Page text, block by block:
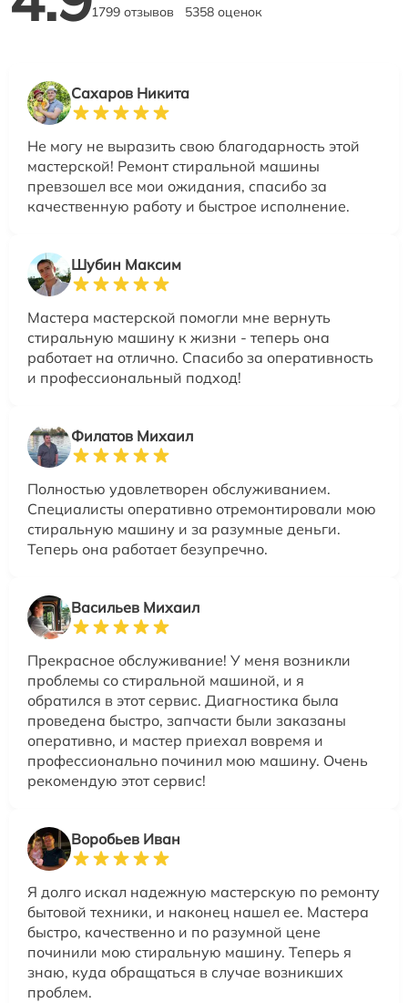
1799 отзывов 5358 оценок
Сахаров Никита
Не могу не выразить свою благодарность этой
мастерской! Ремонт стиральной машины
превзошел все мои ожидания, спасибо за
качественную работу и быстрое исполнение.
Шубин Максим
Мастера мастерской помогли мне вернуть
стиральную машину к жизни - теперь она
работает на отлично. Спасибо за оперативность
и профессиональный подход!
Филатов Михаил
Полностью удовлетворен обслуживанием.
Специалисты оперативно отремонтировали мою
стиральную машину и за разумные деньги.
Теперь она работает безупречно.
Васильев Михаил
Прекрасное обслуживание! У меня возникли
проблемы со стиральной машиной, и я
обратился в этот сервис. Диагностика была
проведена быстро, запчасти были заказаны
оперативно, и мастер приехал вовремя и
профессионально починил мою машину. Очень
рекомендую этот сервис!
Воробьев Иван
Я долго искал надежную мастерскую по ремонту
бытовой техники, и наконец нашел ее. Мастера
быстро, качественно и по разумной цене
починили мою стиральную машину. Теперь я
знаю, куда обращаться в случае возникших
проблем.